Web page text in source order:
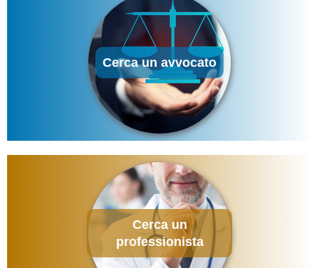
Cerca un avvocato
Cerca un
professionista